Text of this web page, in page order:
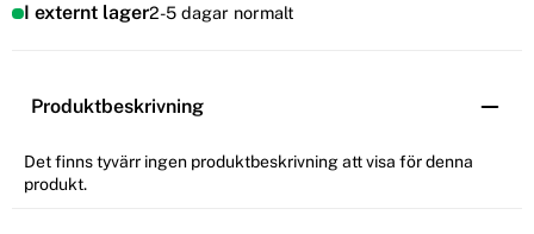
I externt lager2-5 dagar normalt
Produktbeskrivning
Det finns tyvärr ingen produktbeskrivning att visa för denna
produkt.